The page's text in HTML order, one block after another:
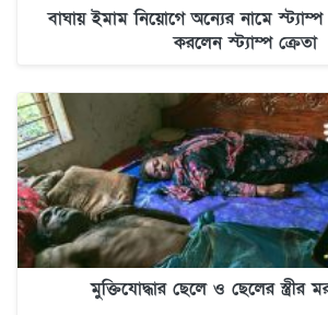
বাঘায় ইমাম নিয়োগে অন্যের নামে
করলেন স্ট্যাম্প ক্রেতা
মুক্তিযোদ্ধার ছেলে ও ছেলের স্ত্রীর